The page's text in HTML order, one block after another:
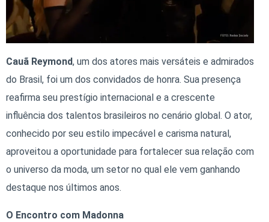
Cauã Reymond, um dos atores mais versáteis e admirados
do Brasil, foi um dos convidados de honra. Sua presença
reafirma seu prestígio internacional e a crescente
influência dos talentos brasileiros no cenário global. O ator,
conhecido por seu estilo impecável e carisma natural,
aproveitou a oportunidade para fortalecer sua relação com
o universo da moda, um setor no qual ele vem ganhando
destaque nos últimos anos.
O Encontro com Madonna